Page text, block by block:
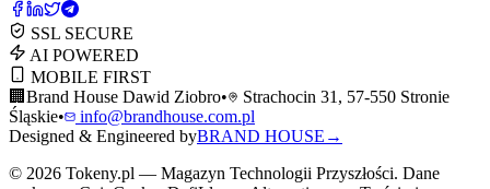
SSL SECURE
AI POWERED
MOBILE FIRST
🏢 Brand House Dawid Ziobro•
Strachocin 31, 57-550 Stronie
Śląskie•
info@brandhouse.com.pl
Designed & Engineered byBRAND HOUSE →
© 2026 Tokeny.pl — Magazyn Technologii Przyszłości. Dane